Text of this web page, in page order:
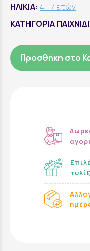
ΗΛΙΚΙΑ: 4 - 7 ετών
ΚΑΤΗΓΟΡΙΑ
Προσθήκη στο